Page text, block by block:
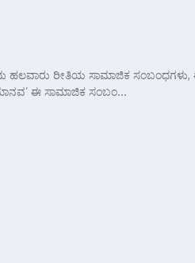
ಹಲವಾರು ರೀತಿಯ ಸಾಮಾಜಿಕ ಸಂಬಂಧಗಳು,
ಈ ಸಾಮಾಜಿಕ ಸಂಬಂ...